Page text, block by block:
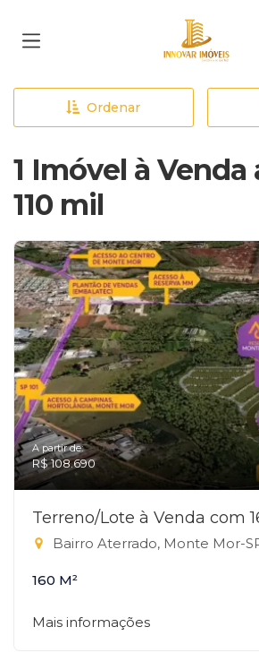
Página
Ordenar
1 Imóvel à Venda
110 mil
A partir de:
R$ 108.690
Terreno/Lote à Venda com
Bairro Aterrado, Monte Mor-
160 M²
Mais informações